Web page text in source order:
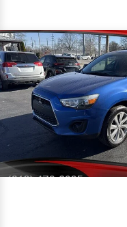
este Aviso